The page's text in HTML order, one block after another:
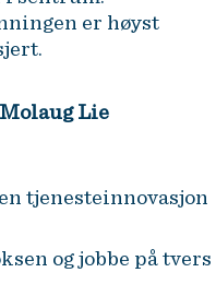
er høyst
Lie
tjenesteinnovasjon
og jobbe på tvers